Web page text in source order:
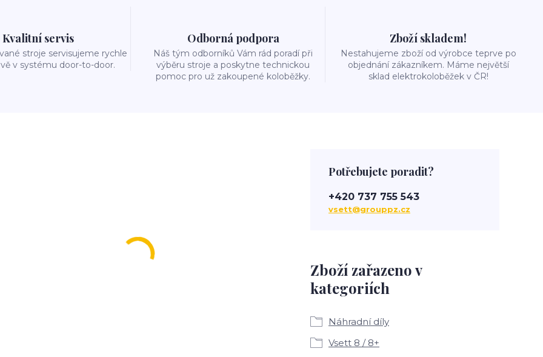
Kvalitní servis
stroje servisujeme rychle
v systému door-to-door.
Odborná podpora
Náš tým odborníků Vám rád poradí při
výběru stroje a poskytne technickou
pomoc pro už zakoupené koloběžky.
Zboží skladem!
Nestahujeme zboží od výrobce teprve po
objednání zákazníkem. Máme největší
sklad elektrokoloběžek v ČR!
Zboží zařazeno v
kategoriích
Náhradní díly
Vsett 8 / 8+
Potřebujete poradit?
+420 737 755 543
vsett@grouppz.cz